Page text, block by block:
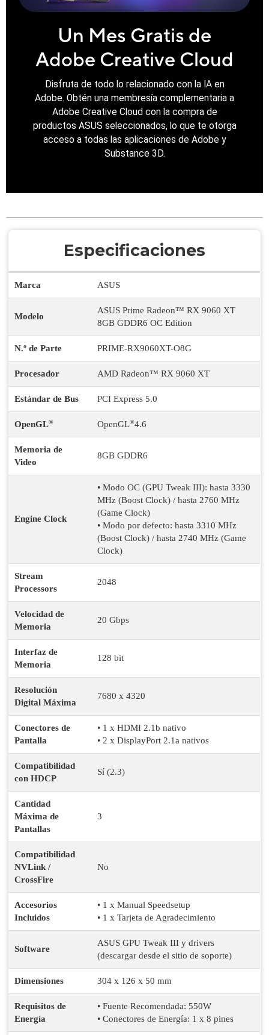
Un Mes Gratis de
Adobe Creative Cloud
Disfruta de todo lo relacionado con la IA en
Adobe. Obtén una membresía complementaria a
Adobe Creative Cloud con la compra de
productos ASUS seleccionados, lo que te otorga
acceso a todas las aplicaciones de Adobe y
Substance 3D.
Especificaciones
Marca ASUS
Modelo
ASUS Prime Radeon™ RX 9060 XT
8GB GDDR6 OC Edition
N.º de Parte PRIME-RX9060XT-O8G
Procesador AMD Radeon™ RX 9060 XT
Estándar de Bus PCI Express 5.0
OpenGL® OpenGL®4.6
Memoria de
Video
8GB GDDR6
Engine Clock
• Modo OC (GPU Tweak III): hasta 3330
MHz (Boost Clock) / hasta 2760 MHz
(Game Clock)
• Modo por defecto: hasta 3310 MHz
(Boost Clock) / hasta 2740 MHz (Game
Clock)
Stream
Processors
2048
Velocidad de
Memoria
20 Gbps
Interfaz de
Memoria
128 bit
Resolución
Digital Máxima
7680 x 4320
Conectores de
Pantalla
• 1 x HDMI 2.1b nativo
• 2 x DisplayPort 2.1a nativos
Compatibilidad
con HDCP
Sí (2.3)
Cantidad
Máxima de
Pantallas
3
Compatibilidad
NVLink /
CrossFire
No
Accesorios
Incluidos
• 1 x Manual Speedsetup
• 1 x Tarjeta de Agradecimiento
Software
ASUS GPU Tweak III y drivers
(descargar desde el sitio de soporte)
Dimensiones 304 x 126 x 50 mm
Requisitos de
Energía
• Fuente Recomendada: 550W
• Conectores de Energía: 1 x 8 pines